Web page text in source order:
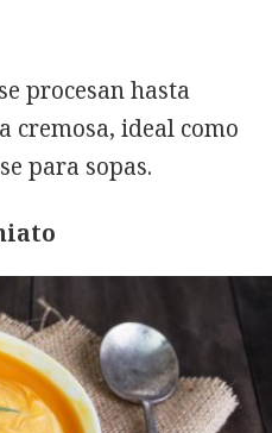
procesan hasta
cremosa, ideal como
para sopas.